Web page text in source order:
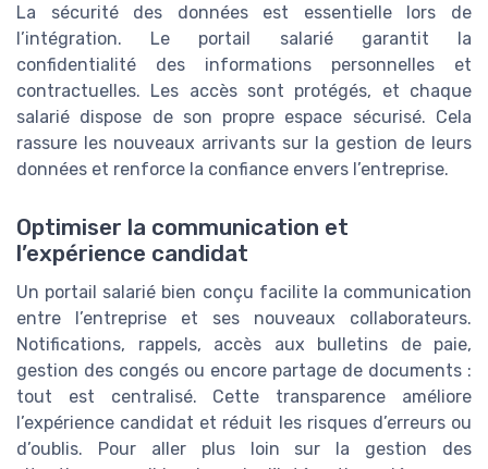
La sécurité des données est essentielle lors de
l’intégration. Le portail salarié garantit la
confidentialité des informations personnelles et
contractuelles. Les accès sont protégés, et chaque
salarié dispose de son propre espace sécurisé. Cela
rassure les nouveaux arrivants sur la gestion de leurs
données et renforce la confiance envers l’entreprise.
Optimiser la communication et
l’expérience candidat
Un portail salarié bien conçu facilite la communication
entre l’entreprise et ses nouveaux collaborateurs.
Notifications, rappels, accès aux bulletins de paie,
gestion des congés ou encore partage de documents :
tout est centralisé. Cette transparence améliore
l’expérience candidat et réduit les risques d’erreurs ou
d’oublis. Pour aller plus loin sur la gestion des